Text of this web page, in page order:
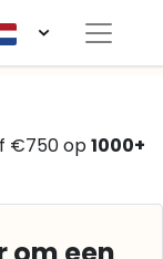
€750 op1000+